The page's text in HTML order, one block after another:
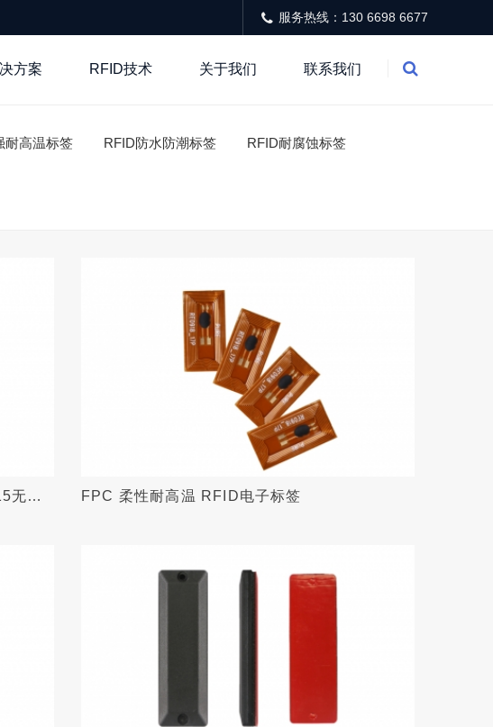
服务热线：130 6698 6677
方案 RFID技术 关于我们 联系我们
耐高温标签 RFID防水防潮标签 RFID耐腐蚀标签
无源
FPC 柔性耐高温 RFID电子标签